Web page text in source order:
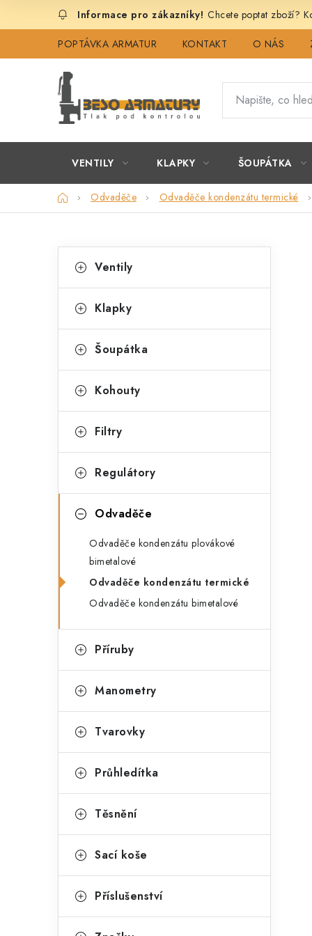
Chcete poptat zboží?
POPTÁVKA ARMATUR KONTAKT O NÁS
VENTILY KLAPKY ŠOUPÁTKA
DomůOdvaděče Odvaděče kondenzátu termické
o
t
r
n
n
p
e
kategorie
a
e
o
i
Ventily
Klapky
Šoupátka
Kohouty
Filtry
Regulátory
Odvaděče
Odvaděče kondenzátu plovákové
bimetalové
Odvaděče kondenzátu termické
Odvaděče kondenzátu bimetalové
Příruby
Manometry
Tvarovky
Průhledítka
Těsnění
Sací koše
Příslušenství